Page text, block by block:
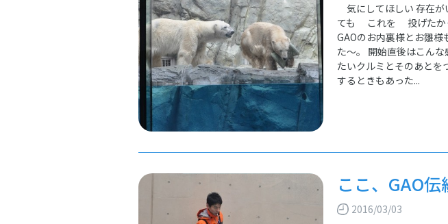
気にしてほしい 存在
ても これを 投げたかっ
GAOのお内裏様とお雛
た～。 開始直後はこん
たいクルミとそのあと
するときもあった...
ここ、GAO伝
2016/03/03